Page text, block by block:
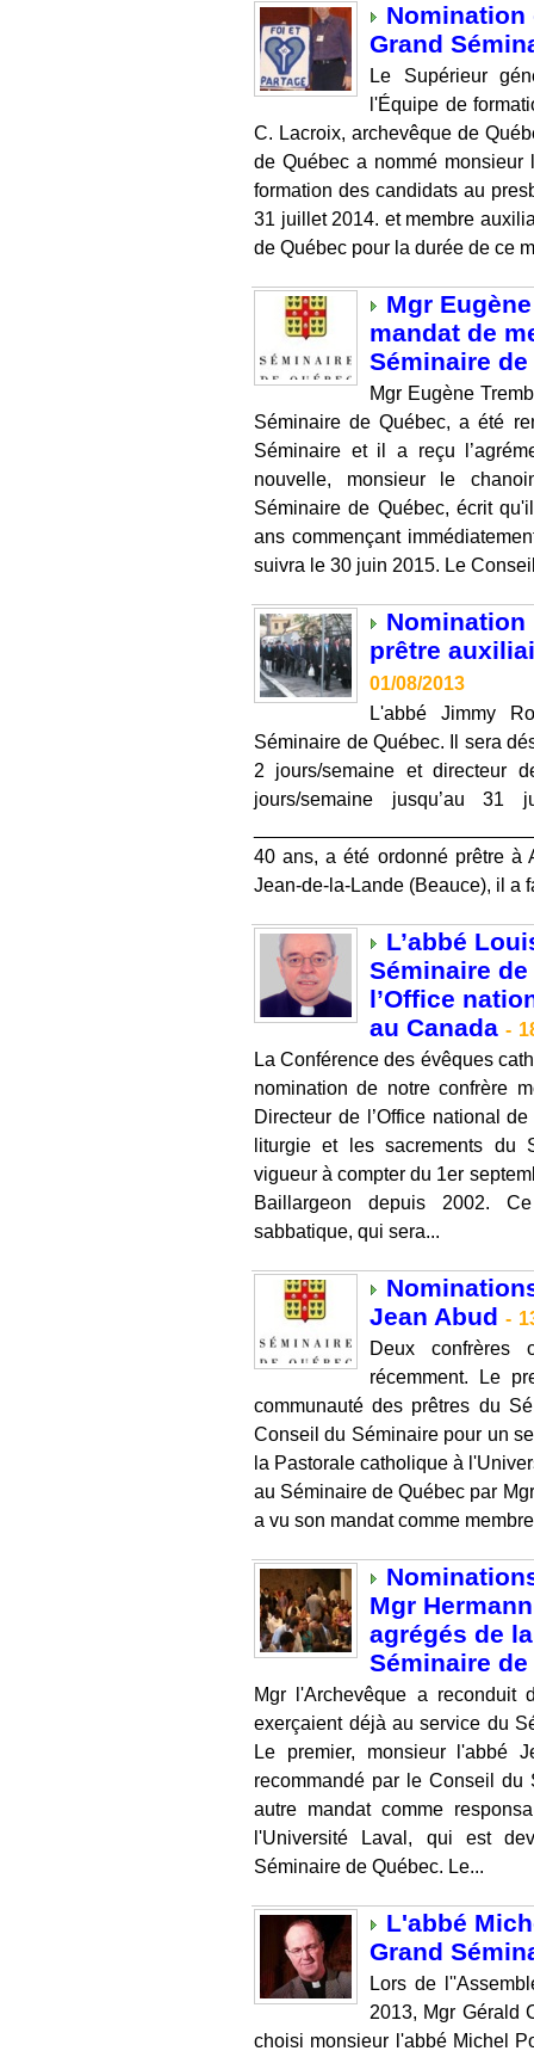
Nomination
Grand
Le Supérieur
l'Équipe de
C. Lacroix, archevêque de
de Québec a nommé monsieur
formation des candidats au
31 juillet 2014. et membre
de Québec pour la durée de ce
Mgr
mandat de
Séminaire
Mgr Eugène
Séminaire de Québec, a été
Séminaire et il a reçu
nouvelle, monsieur le
Séminaire de Québec, écrit
ans commençant
suivra le 30 juin 2015. Le
Nomination
prêtre
01/08/2013
L'abbé Jimmy
Séminaire de Québec. Il sera
2 jours/semaine et directeur
jours/semaine jusqu’au 31
40 ans, a été ordonné prêtre à
Jean-de-la-Lande (Beauce), il a
L’abbé
Séminaire
l’Office
au Canada -
La Conférence des évêques
nomination de notre confrère
Directeur de l’Office national
liturgie et les sacrements du
vigueur à compter du 1er
Baillargeon depuis 2002.
sabbatique, qui sera...
Jean Abud -
Deux confrères
récemment. Le
communauté des prêtres du
Conseil du Séminaire pour un
la Pastorale catholique à
au Séminaire de Québec par
a vu son mandat comme
Mgr
agrégés de
Séminaire de
Mgr l'Archevêque a reconduit
exerçaient déjà au service du
Le premier, monsieur l'abbé
recommandé par le Conseil
autre mandat comme
l'Université Laval, qui est
Séminaire de Québec. Le...
L'abbé
Grand
Lors de
2013, Mgr Gérald
choisi monsieur l'abbé Michel